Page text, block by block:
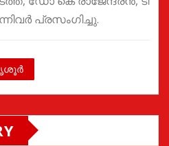
പ്രസംഗിച്ചു.